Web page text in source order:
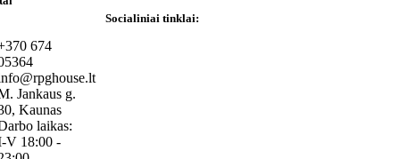
674
Jankaus g.
Kaunas
laikas:
V 18:00 -
Socialiniai tinklai: